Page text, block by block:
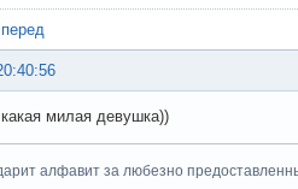
милая девушка))
алфавит за любезно